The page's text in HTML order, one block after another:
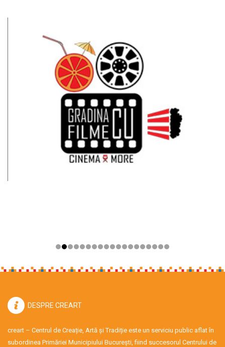
DESPRE CREART
creart – Centrul de Creație, Artă și Tradiție este un serviciu public aflat în
subordinea Primăriei Municipiului București, fiind succesorul Centrului de